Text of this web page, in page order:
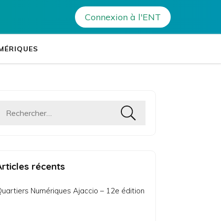
Leia
établissements de CorseConnexion à l'ENT
Rechercher :
récents
Numériques Ajaccio – 12e édition